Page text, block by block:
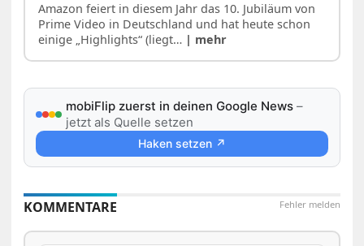
Amazon feiert in diesem Jahr das 10. Jubiläum von
Prime Video in Deutschland und hat heute schon
einige „Highlights“ (liegt… | mehr
mobiFlip zuerst in deinen Google News –
jetzt als Quelle setzen
Haken setzen ↗
Fehler melden
KOMMENTARE